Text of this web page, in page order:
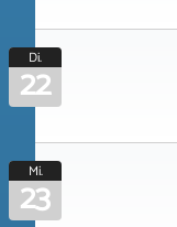
Di.
22
Mi.
23